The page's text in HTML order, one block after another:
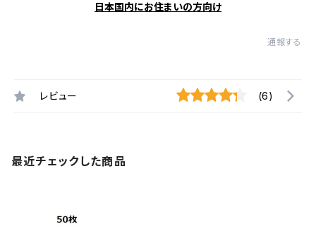
日本国内にお住まいの方向け
通報する
レビュー (6)
最近チェックした商品